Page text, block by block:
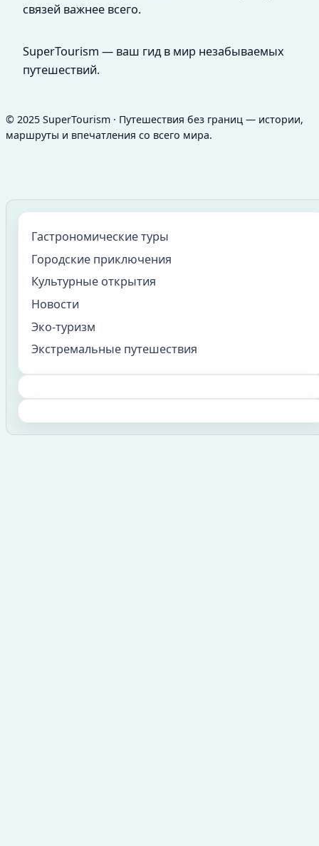
связей важнее всего.
SuperTourism — ваш гид в мир незабываемых
путешествий.
© 2025 SuperTourism · Путешествия без границ — истории,
маршруты и впечатления со всего мира.
Гастрономические туры
Городские приключения
Культурные открытия
Новости
Эко-туризм
Экстремальные путешествия